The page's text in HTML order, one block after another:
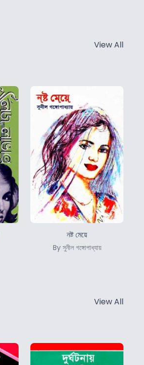
View All
নষ্ট মেয়ে
By সুনীল গঙ্গোপাধ্যায়
View All